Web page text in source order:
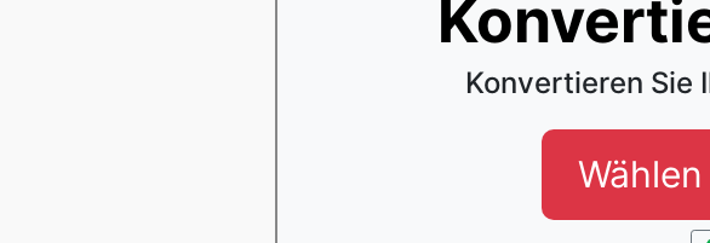
Konvertieren Sie